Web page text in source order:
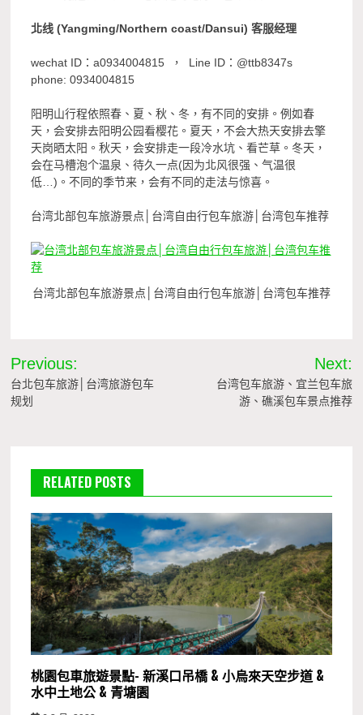
北线 (Yangming/Northern coast/Dansui) 客服经理
wechat ID：a0934004815 ， Line ID：@ttb8347s
phone: 0934004815
阳明山行程依照春、夏、秋、冬，有不同的安排。例如春
天，会安排去阳明公园看樱花。夏天，不会大热天安排去擎
天岗晒太阳。秋天，会安排走一段冷水坑、看芒草。冬天，
会在马槽泡个温泉、待久一点(因为北风很强、气温很
低…)。不同的季节来，会有不同的走法与惊喜。
台湾北部包车旅游景点│台湾自由行包车旅游│台湾包车推荐
台湾北部包车旅游景点│台湾自由行包车旅游│台湾包车推荐
文
章
Previous:
台北包车旅游│台湾旅游包车
规划
Next:
台湾包车旅游、宜兰包车旅
游、礁溪包车景点推荐
RELATED POSTS
桃園包車旅遊景點- 新溪口吊橋 & 小烏來天空步道 &
水中土地公 & 青塘園